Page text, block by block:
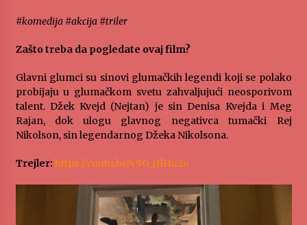
#komedija #akcija #triler
Zašto treba da pogledate ovaj film?
Glavni glumci su sinovi glumačkih legendi koji se polako
probijaju u glumačkom svetu zahvaljujući neosporivom
talent. Džek Kvejd (Nejtan) je sin Denisa Kvejda i Meg
Rajan, dok ulogu glavnog negativca tumački Rej
Nikolson, sin legendarnog Džeka Nikolsona.
Trejler: https://youtu.be/v9G_j1lHu2o